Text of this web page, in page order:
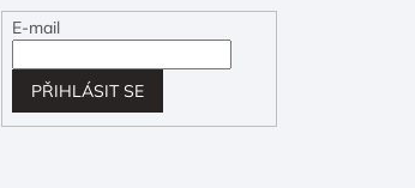
E-mail
PŘIHLÁSIT SE